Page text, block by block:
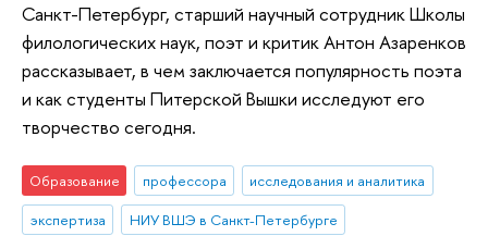
Санкт-Петербург, старший научный сотрудник Школы
филологических наук, поэт и критик Антон Азаренков
рассказывает, в чем заключается популярность поэта
и как студенты Питерской Вышки исследуют его
творчество сегодня.
Образование профессора
исследования и аналитика
экспертиза
НИУ ВШЭ в Санкт-Петербурге